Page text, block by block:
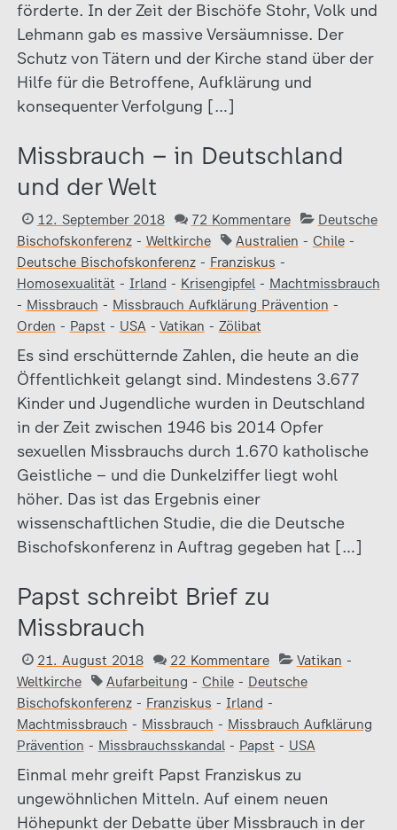
förderte. In der Zeit der Bischöfe Stohr, Volk und
Lehmann gab es massive Versäumnisse. Der
Schutz von Tätern und der Kirche stand über der
Hilfe für die Betroffene, Aufklärung und
konsequenter Verfolgung […]
Missbrauch – in Deutschland
und der Welt
12. September 2018 72 Kommentare
Deutsche
Bischofskonferenz- Weltkirche Australien - Chile-
Deutsche Bischofskonferenz- Franziskus -
Homosexualität - Irland - Krisengipfel- Machtmissbrauch
- Missbrauch - Missbrauch Aufklärung Prävention -
Orden - Papst - USA- Vatikan - Zölibat
Es sind erschütternde Zahlen, die heute an die
Öffentlichkeit gelangt sind. Mindestens 3.677
Kinder und Jugendliche wurden in Deutschland
in der Zeit zwischen 1946 bis 2014 Opfer
sexuellen Missbrauchs durch 1.670 katholische
Geistliche – und die Dunkelziffer liegt wohl
höher. Das ist das Ergebnis einer
wissenschaftlichen Studie, die die Deutsche
Bischofskonferenz in Auftrag gegeben hat […]
Papst schreibt Brief zu
Missbrauch
21. August 2018 22 Kommentare Vatikan -
Weltkirche
Aufarbeitung - Chile- Deutsche
Bischofskonferenz- Franziskus - Irland -
Machtmissbrauch - Missbrauch - Missbrauch Aufklärung
Prävention - Missbrauchsskandal- Papst - USA
Einmal mehr greift Papst Franziskus zu
ungewöhnlichen Mitteln. Auf einem neuen
Höhepunkt der Debatte über Missbrauch in der